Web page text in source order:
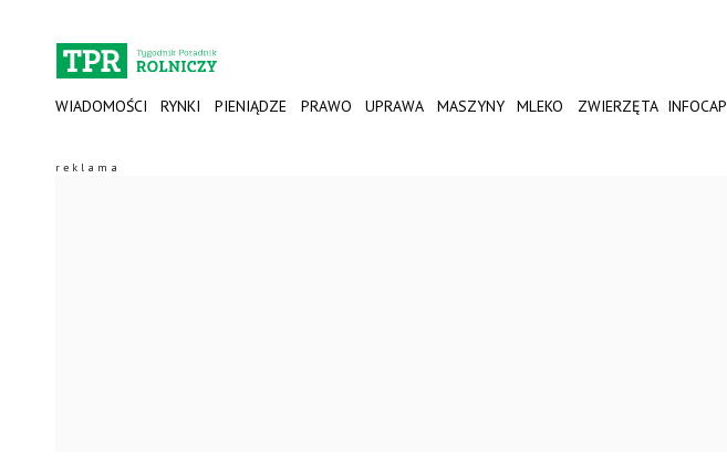
WIADOMOŚCI RYNKI PIENIĄDZE PRAWO UPRAWA MASZYNY MLEKO ZWIERZĘTA INFOCAP